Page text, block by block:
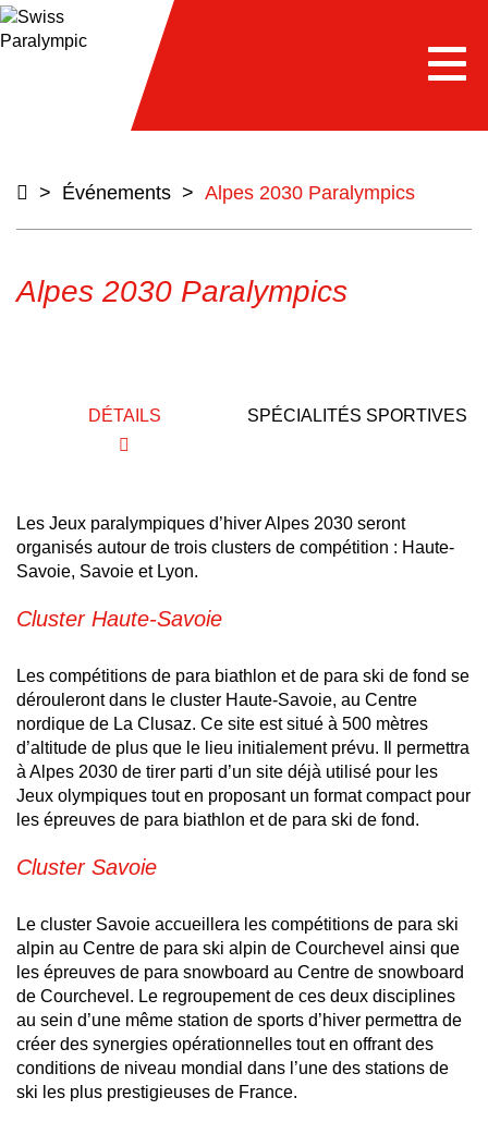
> Événements > Alpes 2030 Paralympics
Alpes 2030 Paralympics
DÉTAILS SPÉCIALITÉS SPORTIVES
Les Jeux paralympiques d’hiver Alpes 2030 seront
organisés autour de trois clusters de compétition : Haute-
Savoie, Savoie et Lyon.
Cluster Haute-Savoie
Les compétitions de para biathlon et de para ski de fond se
dérouleront dans le cluster Haute-Savoie, au Centre
nordique de La Clusaz. Ce site est situé à 500 mètres
d’altitude de plus que le lieu initialement prévu. Il permettra
à Alpes 2030 de tirer parti d’un site déjà utilisé pour les
Jeux olympiques tout en proposant un format compact pour
les épreuves de para biathlon et de para ski de fond.
Cluster Savoie
Le cluster Savoie accueillera les compétitions de para ski
alpin au Centre de para ski alpin de Courchevel ainsi que
les épreuves de para snowboard au Centre de snowboard
de Courchevel. Le regroupement de ces deux disciplines
au sein d’une même station de sports d’hiver permettra de
créer des synergies opérationnelles tout en offrant des
conditions de niveau mondial dans l’une des stations de
ski les plus prestigieuses de France.